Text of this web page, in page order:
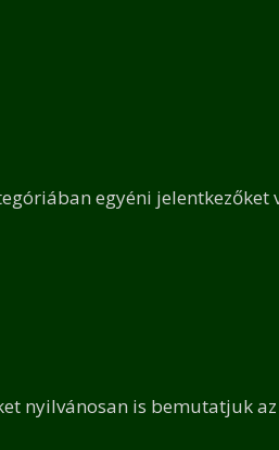
egyéni jelentkezőket
nyilvánosan is bemutatjuk